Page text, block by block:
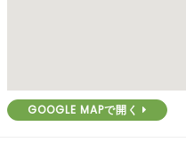
GOOGLE MAPで開く